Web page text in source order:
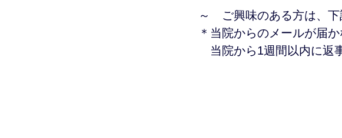
～ ご興味のある方は、
＊当院からのメールが届
当院から1週間以内に返